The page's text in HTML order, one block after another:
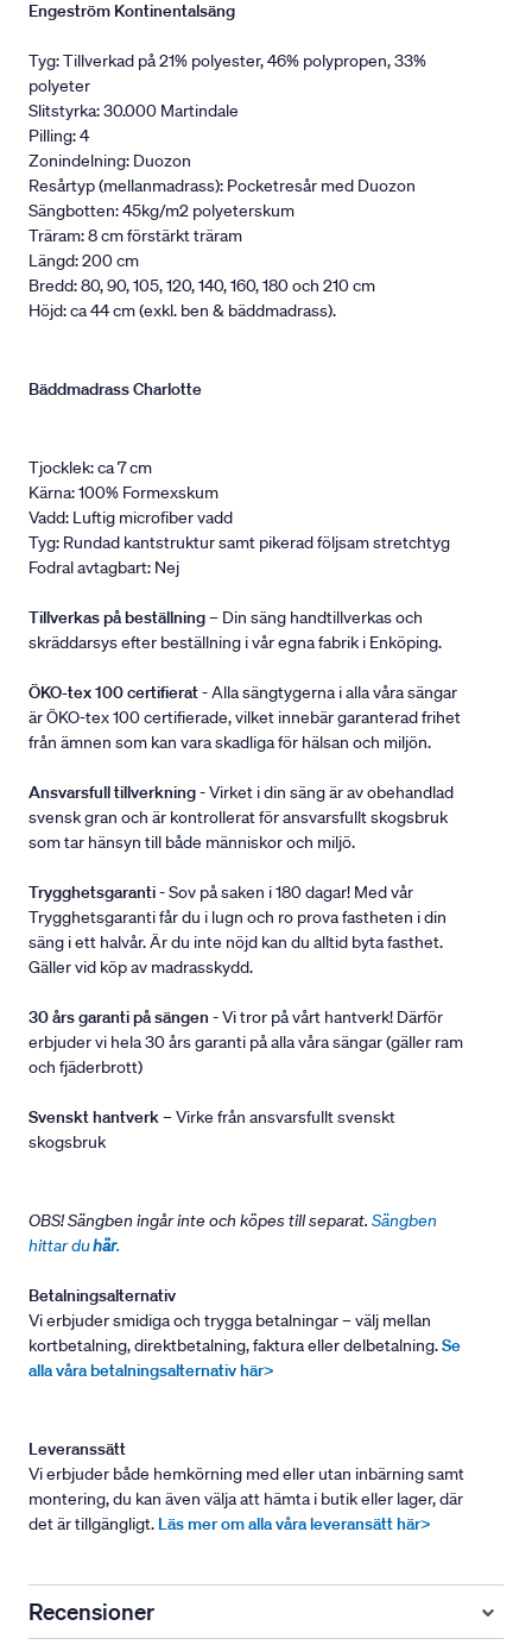
Engeström Kontinentalsäng
Tyg: Tillverkad på 21% polyester, 46% polypropen, 33%
polyeter
Slitstyrka: 30.000 Martindale
Pilling: 4
Zonindelning: Duozon
Resårtyp (mellanmadrass): Pocketresår med Duozon
Sängbotten: 45kg/m2 polyeterskum
Träram: 8 cm förstärkt träram
Längd: 200 cm
Bredd: 80, 90, 105, 120, 140, 160, 180 och 210 cm
Höjd: ca 44 cm (exkl. ben & bäddmadrass).
Bäddmadrass Charlotte
Tjocklek: ca 7 cm
Kärna: 100% Formexskum
Vadd: Luftig microfiber vadd
Tyg: Rundad kantstruktur samt pikerad följsam stretchtyg
Fodral avtagbart: Nej
Tillverkas på beställning– Din säng handtillverkas och
skräddarsys efter beställning i vår egna fabrik i Enköping.
ÖKO-tex 100 certifierat- Alla sängtygerna i alla våra sängar
är ÖKO-tex 100 certifierade, vilket innebär garanterad frihet
från ämnen som kan vara skadliga för hälsan och miljön.
Ansvarsfull tillverkning- Virket i din säng är av obehandlad
svensk gran och är kontrollerat för ansvarsfullt skogsbruk
som tar hänsyn till både människor och miljö.
Trygghetsgaranti- Sov på saken i 180 dagar! Med vår
Trygghetsgaranti får du i lugn och ro prova fastheten i din
säng i ett halvår. Är du inte nöjd kan du alltid byta fasthet.
Gäller vid köp av madrasskydd.
30 års garanti på sängen - Vi tror på vårt hantverk! Därför
erbjuder vi hela 30 års garanti på alla våra sängar (gäller ram
och fjäderbrott)
Svenskt hantverk– Virke från ansvarsfullt svenskt
skogsbruk
OBS! Sängben ingår inte och köpes till separat. Sängben
hittar duhär.
Betalningsalternativ
Vi erbjuder smidiga och trygga betalningar – välj mellan
kortbetalning, direktbetalning, faktura eller delbetalning.Se
alla våra betalningsalternativ här>
Leveranssätt
Vi erbjuder både hemkörning med eller utan inbärning samt
montering, du kan även välja att hämta i butik eller lager, där
det är tillgängligt. Läs mer om alla våra leveransätt här>
Recensioner